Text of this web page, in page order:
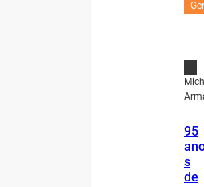
95
s
de